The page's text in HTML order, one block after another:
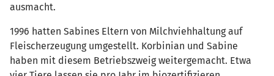
ausmacht.
1996 hatten Sabines Eltern von Milchviehhaltung auf
Fleischerzeugung umgestellt. Korbinian und Sabine
haben mit diesem Betriebszweig weitergemacht. Etwa